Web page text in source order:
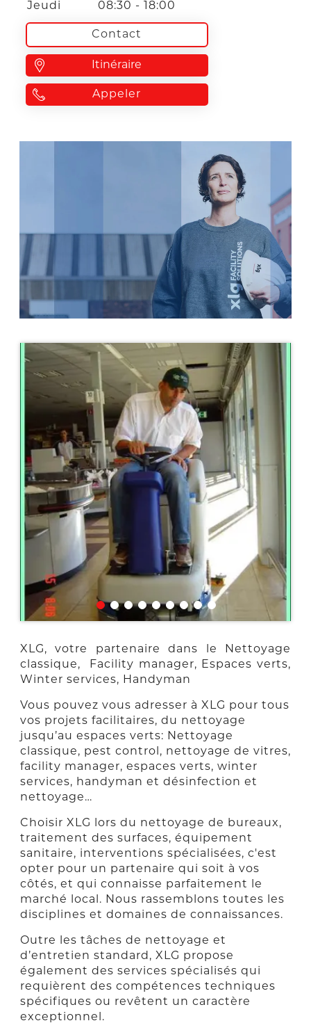
Jeudi 08:30 - 18:00
Contact
Itinéraire
Appeler
XLG, votre partenaire dans le Nettoyage
classique, Facility manager, Espaces verts,
Winter services, Handyman
Vous pouvez vous adresser à XLG pour tous
vos projets facilitaires, du nettoyage
jusqu’au espaces verts: Nettoyage
classique, pest control, nettoyage de vitres,
facility manager, espaces verts, winter
services, handyman et désinfection et
nettoyage…
Choisir XLG lors du nettoyage de bureaux,
traitement des surfaces, équipement
sanitaire, interventions spécialisées, c'est
opter pour un partenaire qui soit à vos
côtés, et qui connaisse parfaitement le
marché local. Nous rassemblons toutes les
disciplines et domaines de connaissances.
Outre les tâches de nettoyage et
d’entretien standard, XLG propose
également des services spécialisés qui
requièrent des compétences techniques
spécifiques ou revêtent un caractère
exceptionnel.